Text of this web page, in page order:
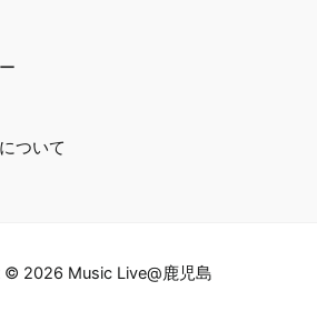
ついて
2026 Music Live@鹿児島